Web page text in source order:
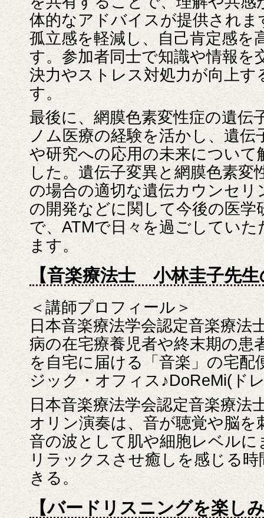
体的なアドバイスが提供され
孤立感を軽減し、自己肯定感を
す。参加者同士で知識や情報を
決力やストレス対処力が向上す
す。
最後に、網膜色素変性症の遺伝
ノム医療の経験を活かし、遺伝
や研究への応用の未来につい
した。遺伝子変異と網膜色素変
の場合の適切な遺伝カウンセリ
の開発などに関して今後の医学
で、ATMで日々を過ごしてい
ます。
【音楽療法士 小林圭子先
＜講師プロフィール＞
日本音楽療法学会認定音楽療法
病の在宅療養児者や終末期の患
を自宅に届ける「音楽」の宅配
ジック・オフィス♪DoReMi(ド
日本音楽療法学会認定音楽療法
オリン演奏は、音が聴覚や脳
音の波として肌や細胞レベル
リラックスさせ癒しを感じる
きる。
【バードリスニングを楽し